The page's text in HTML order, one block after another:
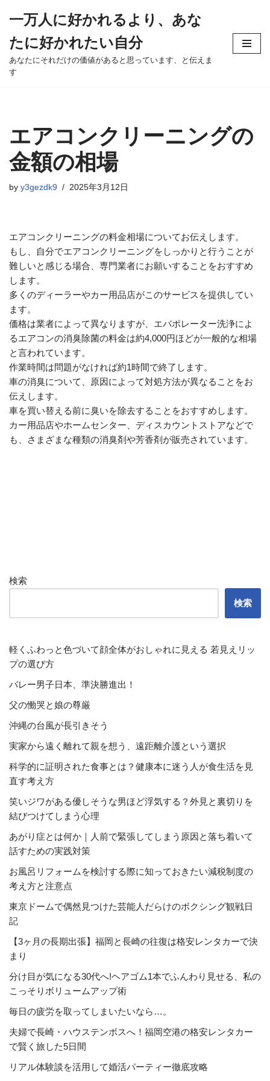
to
content
一万人に好かれるより、あな
たに好かれたい自分
あなたにそれだけの価値があると思っています、と伝えま
す
エアコンクリーニングの
金額の相場
by y3gezdk9 2025年3月12日
エアコンクリーニングの料金相場についてお伝えします。
もし、自分でエアコンクリーニングをしっかりと行うことが
難しいと感じる場合、専門業者にお願いすることをおすすめ
します。
多くのディーラーやカー用品店がこのサービスを提供してい
ます。
価格は業者によって異なりますが、エバポレーター洗浄によ
るエアコンの消臭除菌の料金は約4,000円ほどが一般的な相場
と言われています。
作業時間は問題がなければ約1時間で終了します。
車の消臭について、原因によって対処方法が異なることをお
伝えします。
車を買い替える前に臭いを除去することをおすすめします。
カー用品店やホームセンター、ディスカウントストアなどで
も、さまざまな種類の消臭剤や芳香剤が販売されています。
検索
検索
軽くふわっと色づいて顔全体がおしゃれに見える 若見えリッ
プの選び方
バレー男子日本、準決勝進出！
父の慟哭と娘の尊厳
沖縄の台風が長引きそう
実家から遠く離れて親を想う、遠距離介護という選択
科学的に証明された食事とは？健康本に迷う人が食生活を見
直す考え方
笑いジワがある優しそうな男ほど浮気する？外見と裏切りを
結びつけてしまう心理
あがり症とは何か｜人前で緊張してしまう原因と落ち着いて
話すための実践対策
お風呂リフォームを検討する際に知っておきたい減税制度の
考え方と注意点
東京ドームで偶然見つけた芸能人だらけのボクシング観戦日
記
【3ヶ月の長期出張】福岡と長崎の往復は格安レンタカーで決
まり
分け目が気になる30代へ!ヘアゴム1本でふんわり見せる、私の
こっそりボリュームアップ術
毎日の疲労を取ってしまいたいなら…。
夫婦で長崎・ハウステンボスへ！福岡空港の格安レンタカー
で賢く旅した5日間
リアル体験談を活用して婚活パーティー徹底攻略